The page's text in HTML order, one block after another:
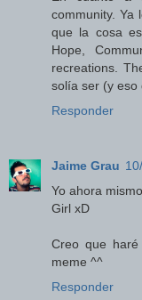
community. Ya
que la cosa
Hope,
recreations.
solía ser (y eso
Responder
Jaime Grau
Yo ahora
Girl xD
Creo que
meme ^^
Responder